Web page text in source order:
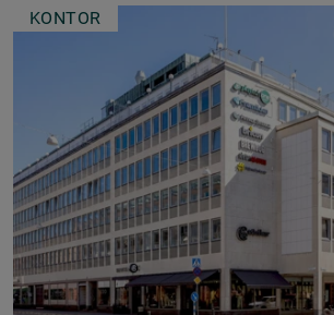
KONTOR